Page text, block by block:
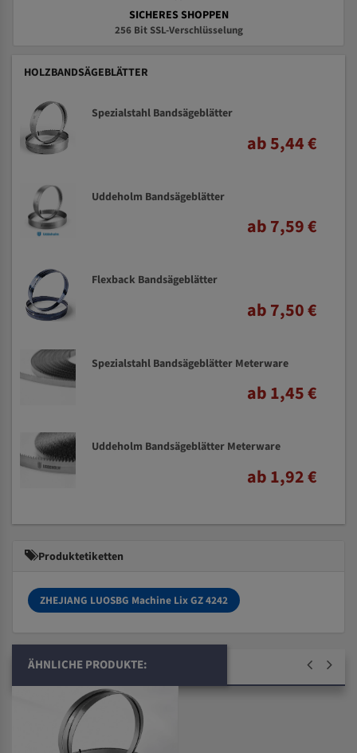
SICHERES SHOPPEN
256 Bit SSL-Verschlüsselung
HOLZBANDSÄGEBLÄTTER
Spezialstahl Bandsägeblätter
ab 5,44 €
Uddeholm Bandsägeblätter
ab 7,59 €
Flexback Bandsägeblätter
ab 7,50 €
Spezialstahl Bandsägeblätter Meterware
ab 1,45 €
Uddeholm Bandsägeblätter Meterware
ab 1,92 €
Produktetiketten
ZHEJIANG LUOSBG Machine Lix GZ 4242
ÄHNLICHE PRODUKTE: